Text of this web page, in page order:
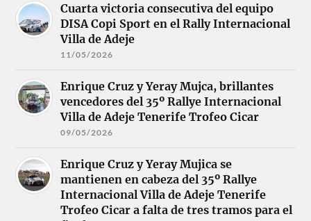
Cuarta victoria consecutiva del equipo
DISA Copi Sport en el Rally Internacional
Villa de Adeje
11/05/2026
Enrique Cruz y Yeray Mujca, brillantes
vencedores del 35º Rallye Internacional
Villa de Adeje Tenerife Trofeo Cicar
09/05/2026
Enrique Cruz y Yeray Mujica se
mantienen en cabeza del 35º Rallye
Internacional Villa de Adeje Tenerife
Trofeo Cicar a falta de tres tramos para el